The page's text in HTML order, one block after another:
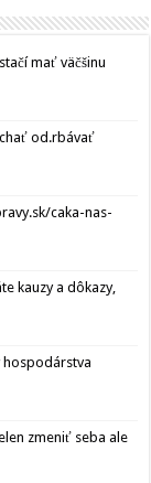
mať väčšinu
od.rbávať
caka-nas-
kauzy a dôkazy,
hospodárstva
zmeniť seba ale